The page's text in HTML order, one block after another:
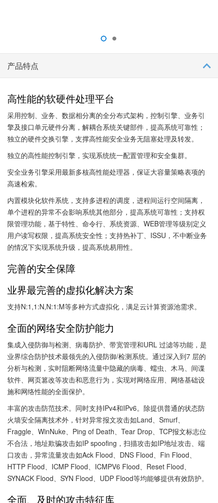
产品特点
高性能的软硬件处理平台
采用控制、业务、数据相分离的全分布式架构，控制引擎、业务引
擎及接口单元硬件分离，解耦合系统关键部件，提高系统可靠性；
独立的硬件交换引擎，支撑高性能安全业务无阻塞处理及转发。
独立的高性能控制引擎，实现系统统一配置管理和安全集群。
安全业务引擎采用最新多核高性能处理器，保证大容量策略表项的
高速检索。
内置模块化软件系统，支持多进程的调度，进程间运行空间隔离，
单个进程的异常不会影响系统其他部分，提高系统可靠性；支持权
限管理功能，基于特性、命令行、系统资源、WEB管理等级别定义
用户读写权限，提高系统安全性；支持热补丁、ISSU，不中断业务
的情况下实现系统升级，提高系统易用性。
完善的安全保障
业界最完善的虚拟化解决方案
支持N:1,1:N,N:1:M等多种方式虚拟化，满足云计算资源池需求。
全面的网络安全防护能力
集成入侵防御与检测、病毒防护、带宽管理和URL 过滤等功能，是
业界综合防护技术最领先的入侵防御/检测系统。通过深入到7 层的
分析与检测，实时阻断网络流量中隐藏的病毒、蠕虫、木马、间谍
软件、网页篡改等攻击和恶意行为，实现对网络应用、网络基础设
施和网络性能的全面保护。
丰富的攻击防范技术。同时支持IPv4和IPv6。除提供普通的状态防
火墙安全隔离技术外，针对异常报文攻击如Land、Smurf、
Fraggle、WinNuke、Ping of Death、Tear Drop、TCP报文标志位
不合法，地址欺骗攻击如IP spoofing，扫描攻击如IP地址攻击、端
口攻击，异常流量攻击如Ack Flood、DNS Flood、Fin Flood、
HTTP Flood、ICMP Flood、ICMPV6 Flood、Reset Flood、
SYNACK Flood、SYN Flood、UDP Flood等均能够提供有效防护。
全面、及时的攻击特征库